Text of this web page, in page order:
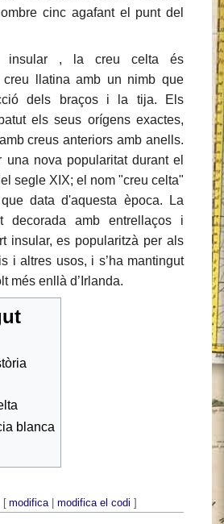
cinc agafant el punt del
insular , la creu celta és
creu llatina amb un nimb que
dels braços i la tija. Els
els seus orígens exactes,
creus anteriors amb anells.
una nova popularitat durant el
segle XIX; el nom "creu celta"
data d'aquesta època. La
decorada amb entrellaços i
insular, es popularitzà per als
i altres usos, i s’ha mantingut
més enllà d’Irlanda.
blanca
[ modifica modifica el codi ]